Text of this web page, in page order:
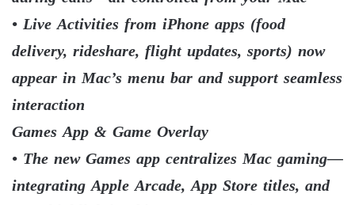
• Live Activities from iPhone apps (food
delivery, rideshare, flight updates, sports) now
appear in Mac’s menu bar and support seamless
interaction
Games App & Game Overlay
• The new Games app centralizes Mac gaming—
integrating Apple Arcade, App Store titles, and